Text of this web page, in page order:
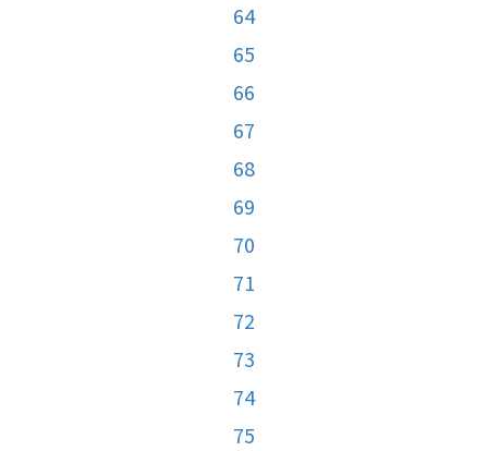
64
65
66
67
68
69
70
71
72
73
74
75